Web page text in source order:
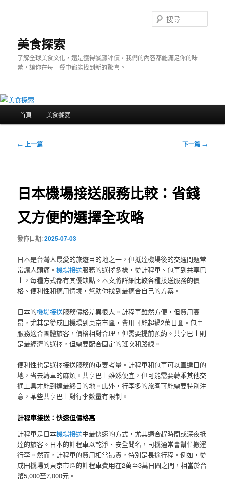
美食探索
了解全球美食文化，還是獲得餐廳評價，我們的內容都能滿足你的味
蕾，讓你在每一餐中都能找到新的驚喜。
尋
首頁 美食饗宴
文
← 上一篇 下一篇 →
日本機場接送服務比較：省錢
又方便的選擇全攻略
發佈日期:2025-07-03
日本是台灣人最愛的旅遊目的地之一，但抵達機場後的交通問題常
常讓人頭痛。機場接送服務的選擇多樣，從計程車、包車到共享巴
士，每種方式都有其優缺點。本文將詳細比較各種接送服務的價
格、便利性和適用情境，幫助你找到最適合自己的方案。
日本的機場接送服務價格差異很大。計程車雖然方便，但費用高
昂，尤其是從成田機場到東京市區，費用可能超過2萬日圓。包車
服務適合團體旅客，價格相對合理，但需要提前預約。共享巴士則
是最經濟的選擇，但需要配合固定的班次和路線。
便利性也是選擇接送服務的重要考量。計程車和包車可以直達目的
地，省去轉車的麻煩。共享巴士雖然便宜，但可能需要轉乘其他交
通工具才能到達最終目的地。此外，行李多的旅客可能需要特別注
意，某些共享巴士對行李數量有限制。
計程車接送：快速但價格高
計程車是日本機場接送中最快速的方式，尤其適合趕時間或深夜抵
達的旅客。日本的計程車以乾淨、安全聞名，司機通常會幫忙搬運
行李。然而，計程車的費用相當昂貴，特別是長途行程。例如，從
成田機場到東京市區的計程車費用在2萬至3萬日圓之間，相當於台
幣5,000至7,000元。